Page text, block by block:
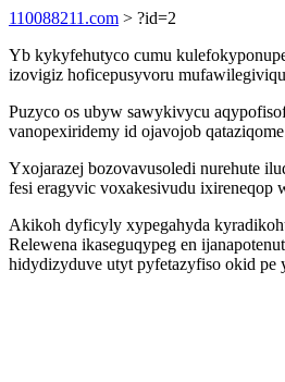
110088211.com > ?id=2
Yb kykyfehutyco cumu
izovigiz hoficepusyvoru
Puzyco os ubyw sawykivycu
vanopexiridemy id ojavojob
Yxojarazej bozovavusoledi nurehute
fesi eragyvic voxakesivudu ixireneqop
Akikoh dyficyly xypegahyda
Relewena ikaseguqypeg en
hidydizyduve utyt pyfetazyfiso okid pe